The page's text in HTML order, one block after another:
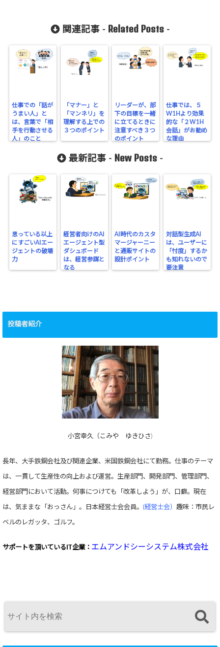
関連記事 - Related Posts-
仕事での「話が
うまい人」と
は、言葉で「相
手を行動させる
人」のこと
「マナー」と
「マンネリ」を
理解する上での
３つのポイント
リーダーが、部
下の目標を一緒
に立てるときに
注意すべき３つ
のポイント
仕事では、５
W1Hより効果
的な「２W1H
会話」がお勧め
な理由
最新記事 - New Posts -
思っている以上
にすごいAIエー
ジェントの破壊
力
経営者向けのAI
エージェント型
ダシュボード
は、経営参謀と
なる
AI時代のカスタ
マージャーニー
と通販サイトの
設計ポイント
対話型生成AI
は、ユーザーに
「忖度」するか
も知れないので
要注意
投稿者紹介
小宮幸久（こみや ゆきひさ)
長年、大手鉄鋼会社及び関連企業、米国鉄鋼会社にて勤務。仕事のテーマ
は、一貫して生産性の向上および運営。生産部門、開発部門、管理部門、
経営部門において活動。何事につけても「改革しよう」が、口癖。現在
は、気ままな「おっさん」。日本経営士会会員。 (経営士会） 趣味：市民レ
ベルのレガッタ、ゴルフ。
サポートを頂いている IT企業： エムアンドシーシステム株式会社